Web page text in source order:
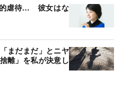
的虐待… 彼女はな
まだまだ」とニヤ
離」を私が決意し